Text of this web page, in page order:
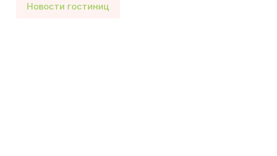
Новости гостиниц